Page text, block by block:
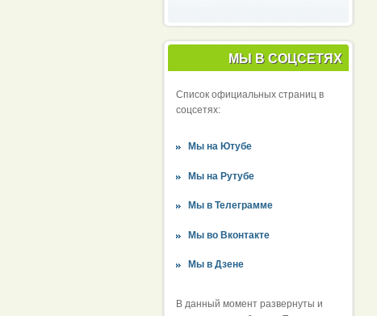
МЫ В СОЦСЕТЯХ
Список официальных страниц в
соцсетях:
Мы на Ютубе
Мы на Рутубе
Мы в Телеграмме
Мы во Вконтакте
Мы в Дзене
В данный момент развернуты и